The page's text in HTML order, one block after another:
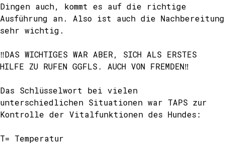
Dingen auch, kommt es auf die richtige
Ausführung an. Also ist auch die Nachbereitung
sehr wichtig.
‼DAS WICHTIGES WAR ABER, SICH ALS ERSTES
HILFE ZU RUFEN GGFLS. AUCH VON FREMDEN‼
Das Schlüsselwort bei vielen
unterschiedlichen Situationen war TAPS zur
Kontrolle der Vitalfunktionen des Hundes:
T= Temperatur